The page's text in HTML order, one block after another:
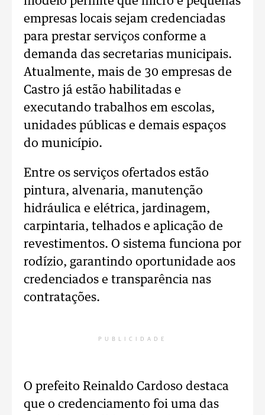
empresas locais sejam credenciadas
para prestar serviços conforme a
demanda das secretarias municipais.
Atualmente, mais de 30 empresas de
Castro já estão habilitadas e
executando trabalhos em escolas,
unidades públicas e demais espaços
do município.
Entre os serviços ofertados estão
pintura, alvenaria, manutenção
hidráulica e elétrica, jardinagem,
carpintaria, telhados e aplicação de
revestimentos. O sistema funciona por
rodízio, garantindo oportunidade aos
credenciados e transparência nas
contratações.
PUBLICIDADE
O prefeito Reinaldo Cardoso destaca
que o credenciamento foi uma das